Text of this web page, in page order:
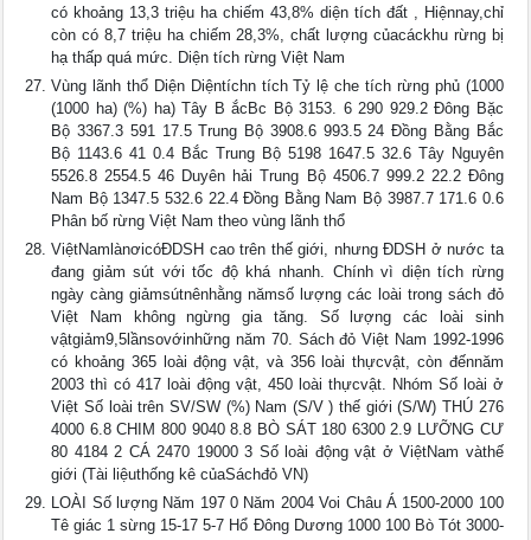
có khoảng 13,3 triệu ha chiếm 43,8% diện tích đất , Hiệnnay,chỉ
còn có 8,7 triệu ha chiếm 28,3%, chất lượng củacáckhu rừng bị
hạ thấp quá mức. Diện tích rừng Việt Nam
Vùng lãnh thổ Diện Diệntíchn tích Tỷ lệ che tích rừng phủ (1000
(1000 ha) (%) ha) Tây B ắcBc Bộ 3153. 6 290 929.2 Đông Bặc
Bộ 3367.3 591 17.5 Trung Bộ 3908.6 993.5 24 Đồng Bằng Bắc
Bộ 1143.6 41 0.4 Bắc Trung Bộ 5198 1647.5 32.6 Tây Nguyên
5526.8 2554.5 46 Duyên hải Trung Bộ 4506.7 999.2 22.2 Đông
Nam Bộ 1347.5 532.6 22.4 Đồng Bằng Nam Bộ 3987.7 171.6 0.6
Phân bố rừng Việt Nam theo vùng lãnh thổ
ViệtNamlànơicóĐDSH cao trên thế giới, nhưng ĐDSH ở nước ta
đang giảm sút với tốc độ khá nhanh. Chính vì diện tích rừng
ngày càng giảmsútnênhằng nămsố lượng các loài trong sách đỏ
Việt Nam không ngừng gia tăng. Số lượng các loài sinh
vậtgiảm9,5lầnsovớinhững năm 70. Sách đỏ Việt Nam 1992-1996
có khoảng 365 loài động vật, và 356 loài thựcvật, còn đếnnăm
2003 thì có 417 loài động vật, 450 loài thựcvật. Nhóm Số loài ở
Việt Số loài trên SV/SW (%) Nam (S/V ) thế giới (S/W) THÚ 276
4000 6.8 CHIM 800 9040 8.8 BÒ SÁT 180 6300 2.9 LƯỠNG CƯ
80 4184 2 CÁ 2470 19000 3 Số loài động vật ở ViệtNam vàthế
giới (Tài liệuthống kê củaSáchđỏ VN)
LOÀI Số lượng Năm 197 0 Năm 2004 Voi Châu Á 1500-2000 100
Tê giác 1 sừng 15-17 5-7 Hổ Đông Dương 1000 100 Bò Tót 3000-